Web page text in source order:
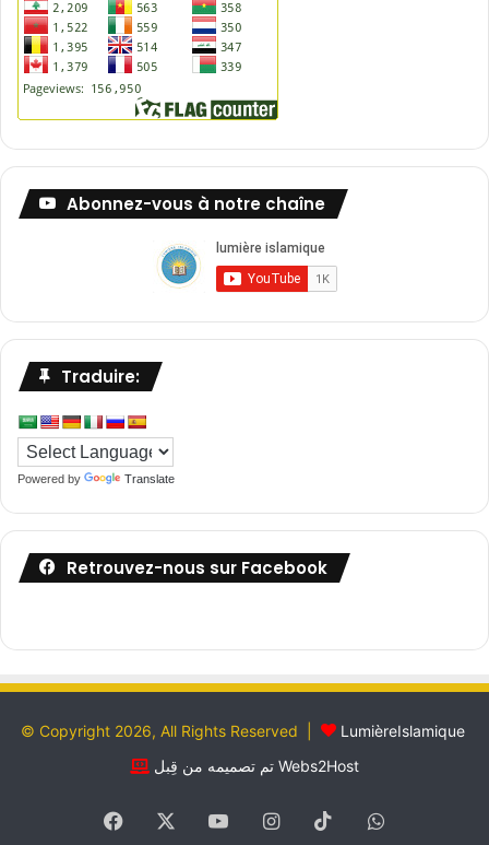
Abonnez-vous à notre chaîne
Traduire:
Powered by Translate
Retrouvez-nous sur Facebook
© Copyright 2026, All Rights Reserved |
LumièreIslamique
تم تصميمه من قِبل Webs2Host
Facebook YouTubeInstagram
TikTokWhatsApp